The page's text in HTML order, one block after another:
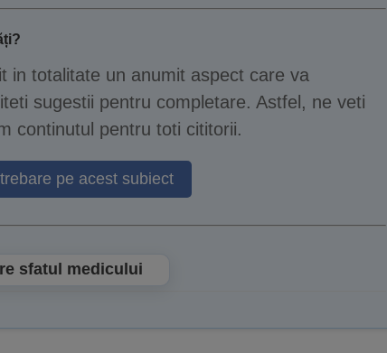
in totalitate un anumit aspect care va
sugestii pentru completare. Astfel, ne veti
continutul pentru toti cititorii.
pe acest subiect
sfatul medicului